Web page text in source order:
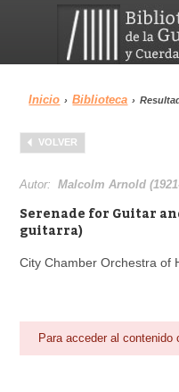
Menu
Biblioteca
Inicio › Biblioteca ›
VOLVER
Autor:Malcolm Arnold
Serenade for Guitar
guitarra)
City Chamber Orchestra of
Para acceder al